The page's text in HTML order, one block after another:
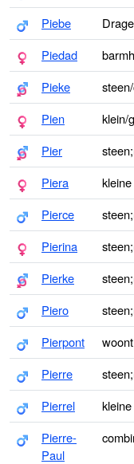
Piebe
Piedad
Pieke
Pien
klein/
Pier
Piera
Pierce
Pierina
Pierke
Piero
Pierpont
Pierre
Pierrel
Pierre-
Paul